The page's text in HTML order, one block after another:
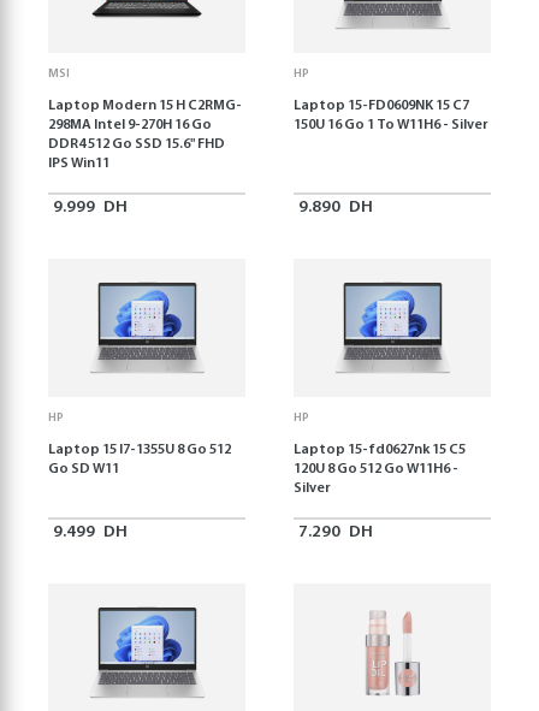
MSI
Laptop Modern 15 H C2RMG-
298MA Intel 9-270H 16 Go
DDR4 512 Go SSD 15.6" FHD
IPS Win11
9.999 DH
HP
Laptop 15-FD0609NK 15 C7
150U 16 Go 1 To W11H6 - Silver
9.890 DH
HP
Laptop 15 I7-1355U 8 Go 512
Go SD W11
9.499 DH
HP
Laptop 15-fd0627nk 15 C5
120U 8 Go 512 Go W11H6 -
Silver
7.290 DH